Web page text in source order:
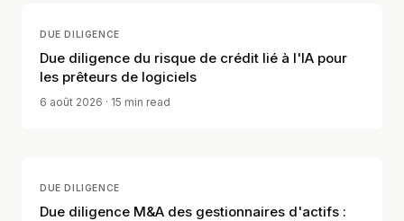
DUE DILIGENCE
Due diligence du risque de crédit lié à l'IA pour
les prêteurs de logiciels
6 août 2026 · 15 min read
DUE DILIGENCE
Due diligence M&A des gestionnaires d'actifs :